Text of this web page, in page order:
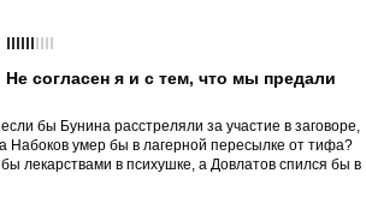
согласен я и с тем, что мы предали
бы Бунина расстреляли за участие в заговоре,
Набоков умер бы в лагерной пересылке от тифа?
лекарствами в психушке, а Довлатов спился бы в